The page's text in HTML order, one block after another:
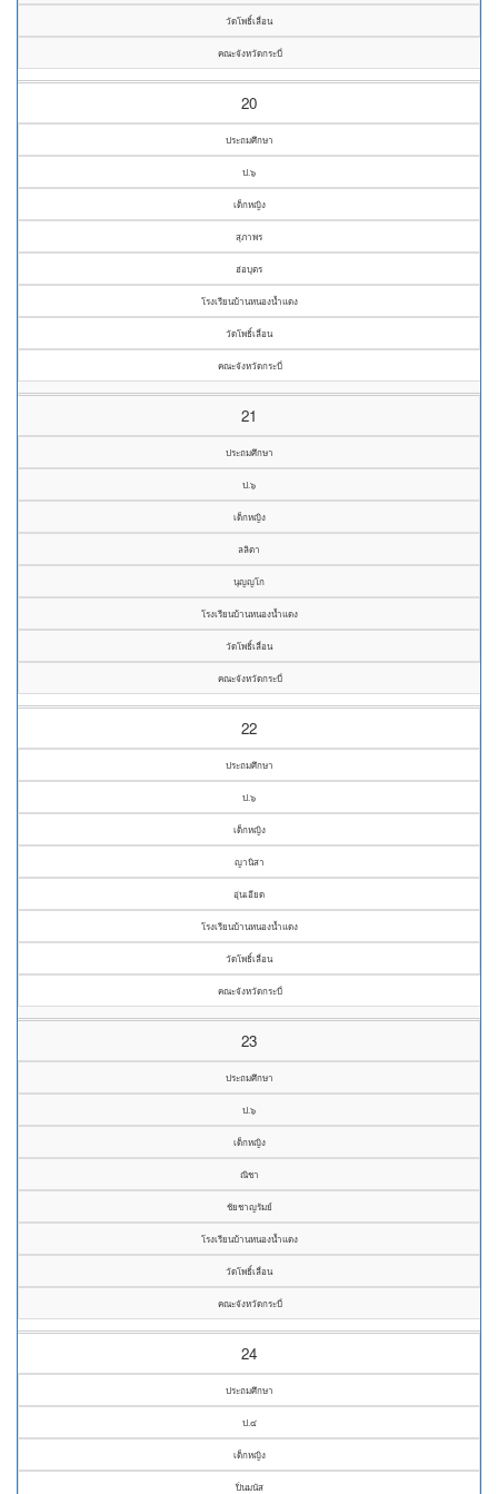
วัดโพธิ์เลื่อน
คณะจังหวัดกระบี่
20
ประถมศึกษา
ป.๖
เด็กหญิง
สุภาพร
ฮ่อบุตร
โรงเรียนบ้านหนองน้ำแดง
วัดโพธิ์เลื่อน
คณะจังหวัดกระบี่
21
ประถมศึกษา
ป.๖
เด็กหญิง
ลลิตา
นุญญโก
โรงเรียนบ้านหนองน้ำแดง
วัดโพธิ์เลื่อน
คณะจังหวัดกระบี่
22
ประถมศึกษา
ป.๖
เด็กหญิง
ญานิสา
อุ่นเอียด
โรงเรียนบ้านหนองน้ำแดง
วัดโพธิ์เลื่อน
คณะจังหวัดกระบี่
23
ประถมศึกษา
ป.๖
เด็กหญิง
ณิชา
ชัยชาญรัมย์
โรงเรียนบ้านหนองน้ำแดง
วัดโพธิ์เลื่อน
คณะจังหวัดกระบี่
24
ประถมศึกษา
ป.๔
เด็กหญิง
ปิ่นมนัส